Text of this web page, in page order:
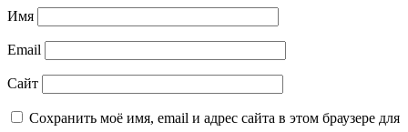
Имя
Email
Сайт
Сохранить моё имя, email и адрес сайта в этом браузере для